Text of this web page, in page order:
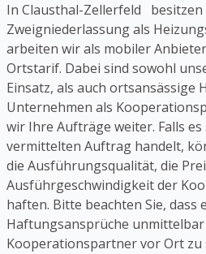
In Clausthal-Zellerfeld
Zweigniederlassung als
arbeiten wir als mobiler
Ortstarif. Dabei sind sowohl
Einsatz, als auch ortsansässige
Unternehmen als
wir Ihre Aufträge weiter. Falls
vermittelten Auftrag handelt,
die Ausführungsqualität, die
Ausführgeschwindigkeit der
haften. Bitte beachten Sie, dass
Haftungsansprüche
Kooperationspartner vor Ort zu